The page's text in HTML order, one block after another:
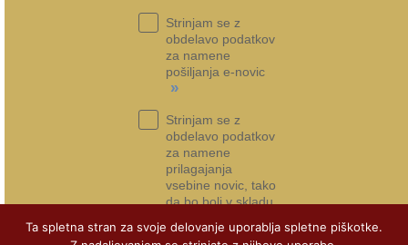
Ta spletna stran za svoje delovanje uporablja spletne piškotke.
Strinjam se z
obdelavo podatkov
za namene
pošiljanja e-novic
»
Strinjam se z
obdelavo podatkov
za namene
prilagajanja
vsebine novic, tako
da bo bolj v skladu
»